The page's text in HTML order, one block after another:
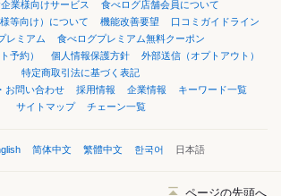
業様向けサービス
食べログ店舗会員について
等向け）について
機能改善要望
口コミガイドライン
レミアム
食べログプレミアム無料クーポン
予約）
個人情報保護方針
外部送信（オプトアウト）
特定商取引法に基づく表記
お問い合わせ 採用情報 企業情報
キーワード一覧
サイトマップ
チェーン一覧
简体中文 繁體中文 한국어 日本語
ページの先頭へ